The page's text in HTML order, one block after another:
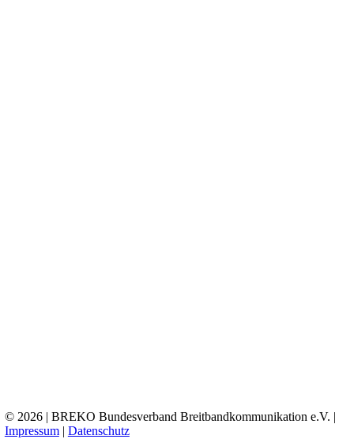
© 2026 | BREKO Bundesverband Breitbandkommunikation e.V. |
Impressum| Datenschutz